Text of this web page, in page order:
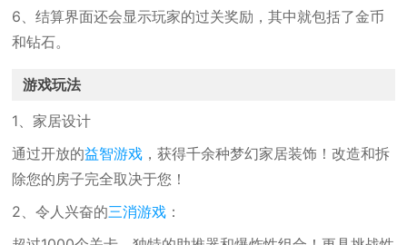
6、结算界面还会显示玩家的过关奖励，其中就包括了金币
和钻石。
游戏玩法
1、家居设计
通过开放的益智游戏 ，获得千余种梦幻家居装饰！改造和拆
除您的房子完全取决于您！
2、令人兴奋的三消游戏 ：